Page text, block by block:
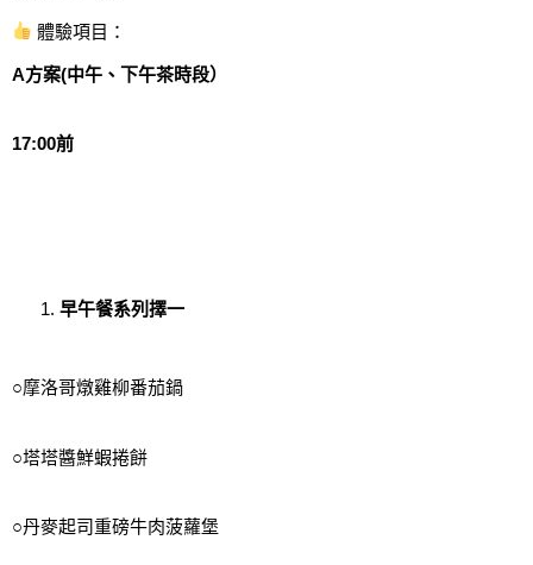
體驗項目：
A方案(中午、下午茶時段）
17:00前
早午餐系列擇一
○摩洛哥燉雞柳番茄鍋
○塔塔醬鮮蝦捲餅
○丹麥起司重磅牛肉菠蘿堡